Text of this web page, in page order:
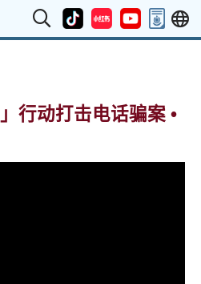
行动打击电话骗案 •